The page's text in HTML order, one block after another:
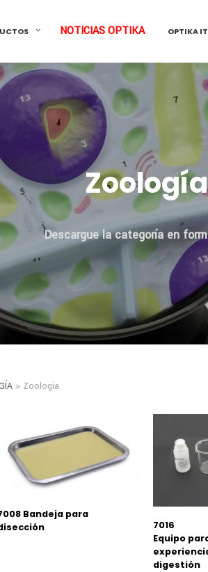
NOTICIAS OPTIKA OPTIKA
Zoología
Descargue la categoría en
> Zoología
Bandeja para
7016
Equipo
digestión